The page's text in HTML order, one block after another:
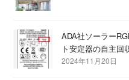
ADA社ソーラー
ト安定器の自主回
2024年11月20日